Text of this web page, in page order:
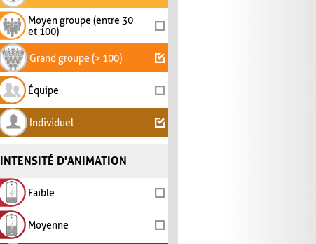
Moyen groupe (entre 30
et 100)
Grand groupe (> 100)
Équipe
Individuel
INTENSITÉ D'ANIMATION
Faible
Moyenne